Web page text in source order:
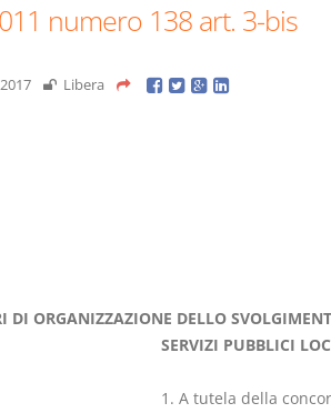
numero 138 art. 3-bis
Libera
DI ORGANIZZAZIONE DELLO
SERVIZI PUBBLICI
1. A tutela della